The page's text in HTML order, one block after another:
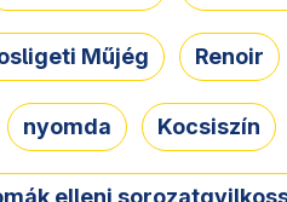
Műjég Renoir
nyomda Kocsiszín
elleni